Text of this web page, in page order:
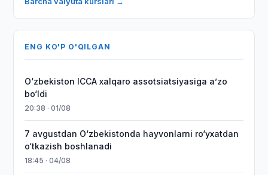
ENG KO'P O'QILGAN
O‘zbekiston ICCA xalqaro assotsiatsiyasiga aʼzo
bo‘ldi
20:38 · 01/08
7 avgustdan O‘zbekistonda hayvonlarni ro‘yxatdan
o‘tkazish boshlanadi
18:45 · 04/08